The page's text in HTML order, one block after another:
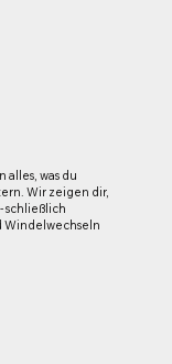
was du
Wir zeigen dir,
schließlich
Windelwechseln